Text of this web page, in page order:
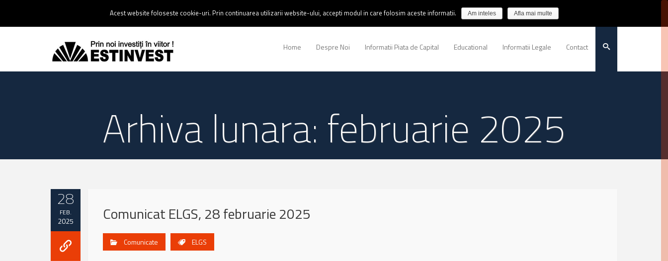
0237 238 900 |Email :contact@estinvest.ro
Home Despre Noi Informatii Piata de Capital Educational Informatii Legale Contact
Arhiva lunara: februarie 2025
28
FEB.
2025 Comunicat ELGS, 28 februarie 2025
Comunicate ELGS
Acest website foloseste cookie-uri. Prin continuarea utilizarii website-ului, accepti modul in care folosim aceste informatii. Am inteles Afla mai multe